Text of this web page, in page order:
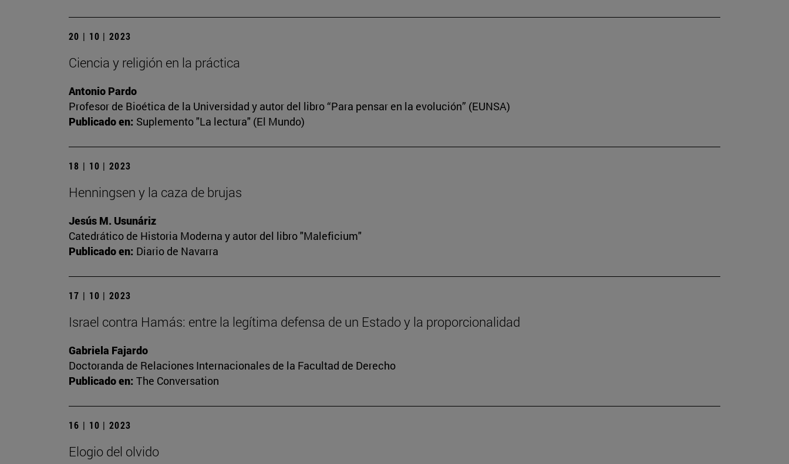
20 | 10 | 2023
Ciencia y religión en la práctica
Antonio Pardo
Profesor de Bioética de la Universidad y autor del libro “Para pensar en la evolución” (EUNSA)
Publicado en: Suplemento "La lectura" (El Mundo)
18 | 10 | 2023
Henningsen y la caza de brujas
Jesús M. Usunáriz
Catedrático de Historia Moderna y autor del libro "Maleficium"
Publicado en: Diario de Navarra
17 | 10 | 2023
Israel contra Hamás: entre la legítima defensa de un Estado y la proporcionalidad
Gabriela Fajardo
Doctoranda de Relaciones Internacionales de la Facultad de Derecho
Publicado en: The Conversation
16 | 10 | 2023
Elogio del olvido